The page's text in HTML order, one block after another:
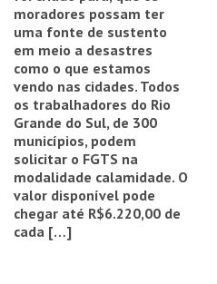
moradores possam ter
uma fonte de sustento
em meio a desastres
como o que estamos
vendo nas cidades. Todos
os trabalhadores do Rio
Grande do Sul, de 300
municípios, podem
solicitar o FGTS na
modalidade calamidade. O
valor disponível pode
chegar até R$6.220,00 de
cada […]